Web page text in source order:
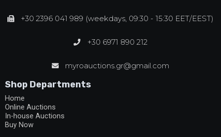
+30 2396 041 989 (weekdays, 09:30 - 15:30 EET/EEST)
+30 6971 890 212
myroauctions.gr@gmail.com
Shop Departments
Home
Online Auctions
In-house Auctions
Buy Now